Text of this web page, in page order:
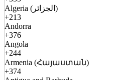
Algeria (الجزائر)
+213
Andorra
+376
Angola
+244
Armenia (Հայաստան)
+374